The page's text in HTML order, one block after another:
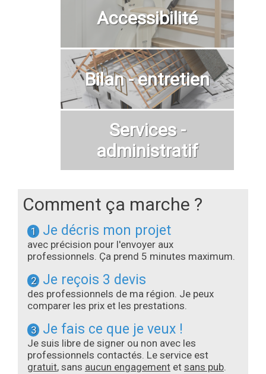
Accessibilité
Bilan - entretien
Services -
administratif
Comment ça marche ?
1 Je décris mon projet
avec précision pour l'envoyer aux
professionnels. Ça prend 5 minutes maximum.
2 Je reçois 3 devis
des professionnels de ma région. Je peux
comparer les prix et les prestations.
3 Je fais ce que je veux !
Je suis libre de signer ou non avec les
professionnels contactés. Le service est
gratuit, sans aucun engagement et sans pub.